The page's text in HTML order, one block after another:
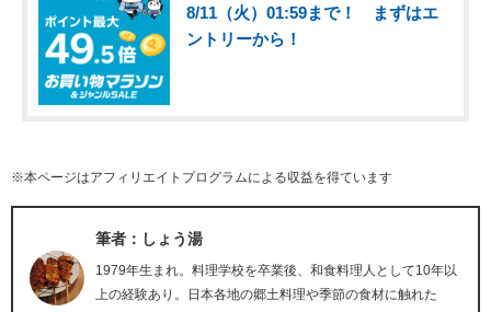
8/11（火）01:59まで！ まずはエ
ントリーから！
※本ページはアフィリエイトプログラムによる収益を得ています
筆者：しょう湯
1979年生まれ。料理学校を卒業後、和食料理人として10年以
上の経験あり。日本各地の郷土料理や季節の食材に触れた